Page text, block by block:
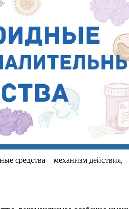
средства – механизм действия,